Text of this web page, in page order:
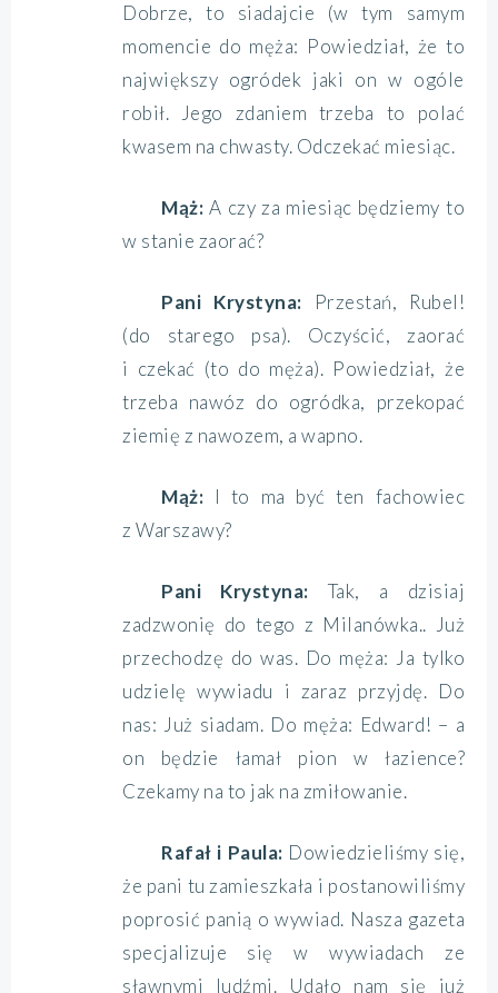
Dobrze, to siadajcie (w tym samym
momencie do męża: Powiedział, że to
największy ogródek jaki on w ogóle
robił. Jego zdaniem trzeba to polać
kwasem na chwasty. Odczekać miesiąc.
Mąż: A czy za miesiąc będziemy to
w stanie zaorać?
Pani Krystyna:
Przestań, Rubel!
(do starego psa). Oczyścić, zaorać
i czekać (to do męża). Powiedział, że
trzeba nawóz do ogródka, przekopać
ziemię z nawozem, a wapno.
Mąż: I to ma być ten fachowiec
z Warszawy?
Pani Krystyna:Tak, a dzisiaj
zadzwonię do tego z Milanówka.. Już
przechodzę do was. Do męża: Ja tylko
udzielę wywiadu i zaraz przyjdę. Do
nas: Już siadam. Do męża: Edward! – a
on będzie łamał pion w łazience?
Czekamy na to jak na zmiłowanie.
Rafał i Paula: Dowiedzieliśmy się,
że pani tu zamieszkała i postanowiliśmy
poprosić panią o wywiad. Nasza gazeta
specjalizuje się w wywiadach ze
sławnymi ludźmi. Udało nam się już